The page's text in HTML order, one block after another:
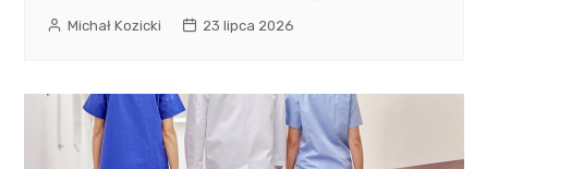
Michał Kozicki 23 lipca 2026